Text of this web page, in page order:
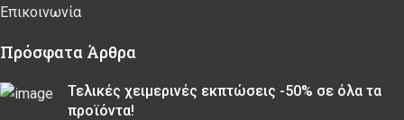
Επικοινωνία
Πρόσφατα Άρθρα
Τελικές χειμερινές εκπτώσεις -50% σε όλα τα
προϊόντα!